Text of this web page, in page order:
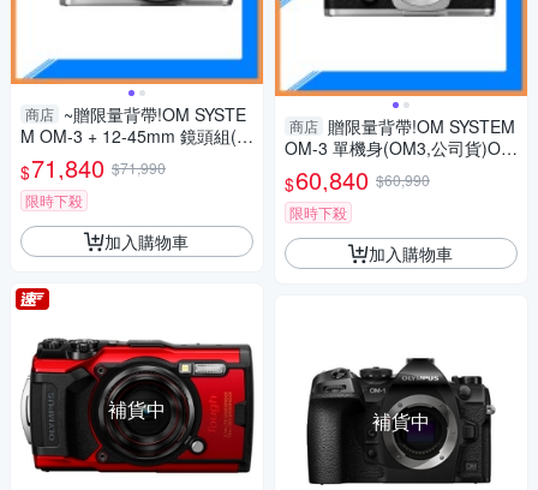
商店 ~贈限量背帶!OM SYSTE
M OM-3 + 12-45mm 鏡頭組(O
M3,公司貨)OLYMPUS
$71,840 $71,990
限時下殺
加入購物車
補貨中
商店 贈限量背帶!OM SYSTEM
OM-3 單機身(OM3,公司貨)OL
YMPUS
$60,840 $60,990
限時下殺
加入購物車
補貨中